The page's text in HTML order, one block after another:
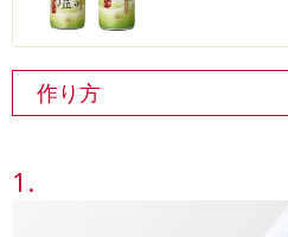
作り方